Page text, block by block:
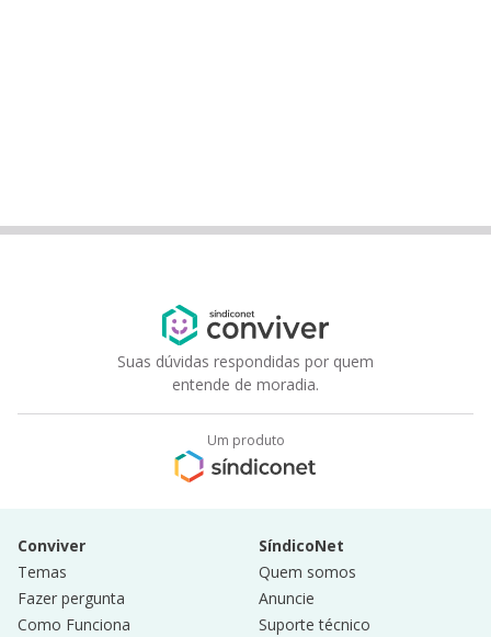
Suas dúvidas respondidas por quem
entende de moradia.
Um produto
Conviver
Temas
Fazer pergunta
Como Funciona
SíndicoNet
Quem somos
Anuncie
Suporte técnico